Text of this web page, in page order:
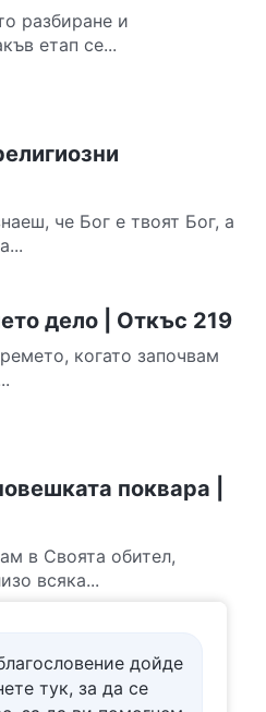
разбиране и
етап се...
че Бог е твоят Бог, а
дело | Откъс 219
когато започвам
поквара |
в Своята обител,
всяка...
дойде
тук, за да се